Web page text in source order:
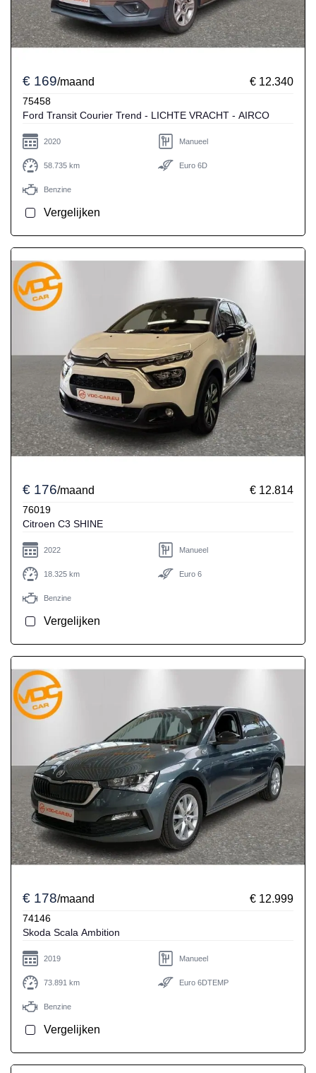
€ 169/maand € 12.340
75458
Ford Transit Courier Trend - LICHTE VRACHT - AIRCO
2020 Manueel
58.735 km Euro 6D
Benzine
Vergelijken
€ 176/maand € 12.814
76019
Citroen C3 SHINE
2022 Manueel
18.325 km Euro 6
Benzine
Vergelijken
€ 178/maand € 12.999
74146
Skoda Scala Ambition
2019 Manueel
73.891 km Euro 6DTEMP
Benzine
Vergelijken